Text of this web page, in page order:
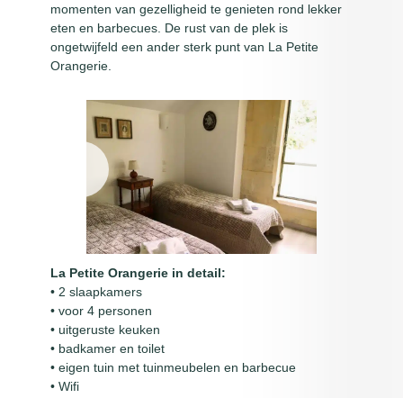
momenten van gezelligheid te genieten rond lekker
eten en barbecues. De rust van de plek is
ongetwijfeld een ander sterk punt van La Petite
Orangerie.
La Petite Orangerie in detail:
• 2 slaapkamers
• voor 4 personen
• uitgeruste keuken
• badkamer en toilet
• eigen tuin met tuinmeubelen en barbecue
• Wifi